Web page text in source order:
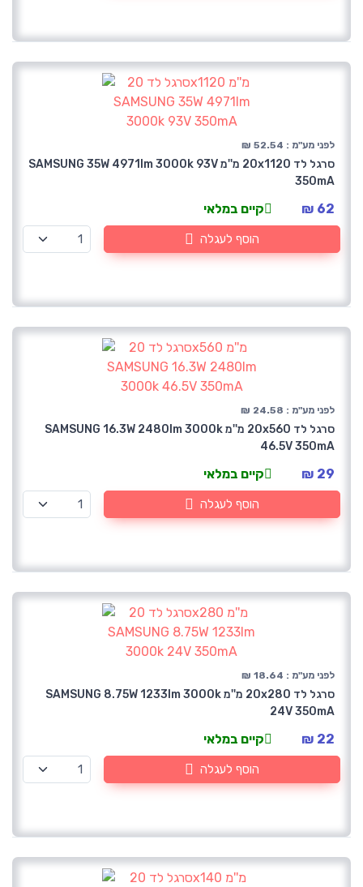
לפני מע"מ : 52.54 ₪
סרגל לד 20x1120 מ''מ SAMSUNG 35W 4971lm 3000k 93V
350mA
62 ₪ קיים במלאי
הוסף לעגלה
לפני מע"מ : 24.58 ₪
סרגל לד 20x560 מ''מ SAMSUNG 16.3W 2480lm 3000k
46.5V 350mA
29 ₪ קיים במלאי
הוסף לעגלה
לפני מע"מ : 18.64 ₪
סרגל לד 20x280 מ''מ SAMSUNG 8.75W 1233lm 3000k
24V 350mA
22 ₪ קיים במלאי
הוסף לעגלה